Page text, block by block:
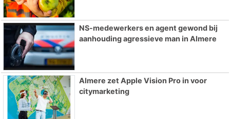
NS-medewerkers en agent gewond bij
aanhouding agressieve man in Almere
Almere zet Apple Vision Pro in voor
citymarketing